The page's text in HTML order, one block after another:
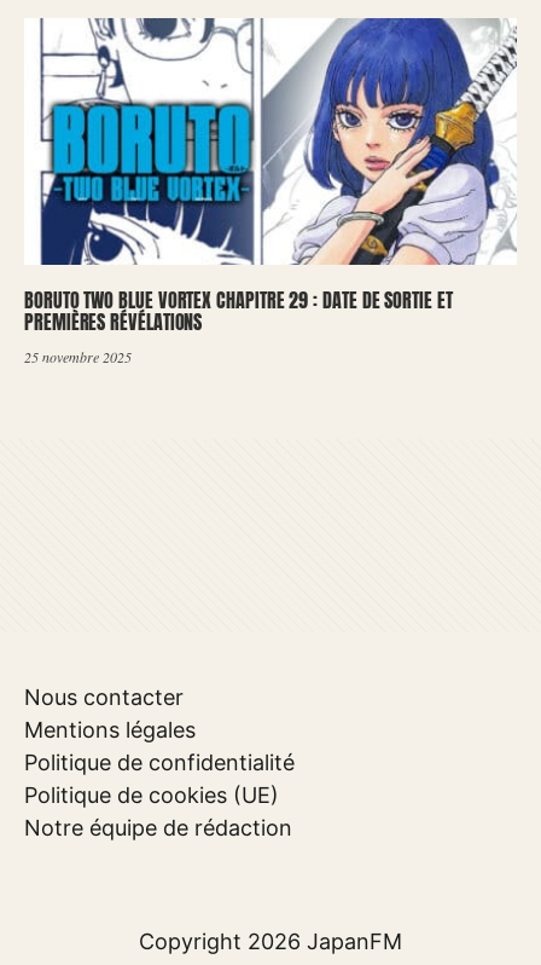
BORUTO TWO BLUE VORTEX CHAPITRE 29 : DATE DE SORTIE ET
PREMIÈRES RÉVÉLATIONS
25 novembre 2025
Nous contacter
Mentions légales
Politique de confidentialité
Politique de cookies (UE)
Notre équipe de rédaction
Copyright 2026 JapanFM